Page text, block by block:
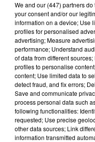
We and our (447) partnersdo
your consent and/or our
information on a device; Use
profiles for personalised
advertising; Measure
performance; Understand
of data from different
profiles to personalise
content; Use limited data to
detect fraud, and fix errors;
Save and communicate
process personal data such
following functionalities:
requested; Use precise
other data sources; Link
information transmitted